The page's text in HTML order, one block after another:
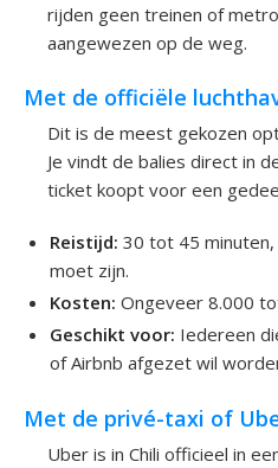
rijden geen treinen of
aangewezen op de weg.
Met de officiële
Dit is de meest gekozen
Je vindt de balies direct in
ticket koopt voor een
Reistijd: 30 tot 45 minuten,
moet zijn.
Kosten: Ongeveer 8.000
Geschikt voor: Iedereen
of Airbnb afgezet wil
Met de privé-taxi of
Uber is in Chili officieel in